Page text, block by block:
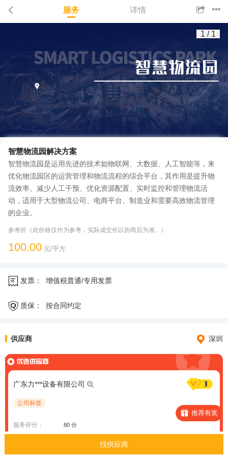
服务 详情
1 / 1
智慧物流园解决方案
智慧物流园是运用先进的技术如物联网、大数据、人工智能等，来
优化物流园区的运营管理和物流流程的综合平台，其作用是提升物
流效率、减少人工干预、优化资源配置、实时监控和管理物流活
动，适用于大型物流公司、电商平台、制造业和需要高效物流管理
的企业。
参考价（此价格仅作为参考，实际成交价以协商后为准。）
100.00 元/平方
发票： 增值税普通/专用发票
质保： 按合同约定
供应商 深圳
广东力***设备有限公司
公司标签
服务评分： 80 分
质量管理体系认证（ISO9000）、环境管理体系认证、
中国职业健康安全管理体系认证
推荐有奖
找供应商